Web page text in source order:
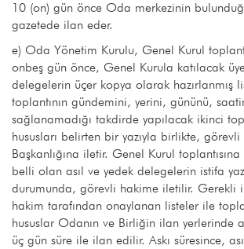
10 (on) gün önce Oda merkezinin
gazetede ilan eder.
e) Oda Yönetim Kurulu, Genel Kurul
onbeş gün önce, Genel Kurula katılacak
delegelerin üçer kopya olarak hazırlanmış
toplantının gündemini, yerini, gününü,
sağlanamadığı takdirde yapılacak ikinci
hususları belirten bir yazıyla birlikte,
Başkanlığına iletir. Genel Kurul toplantısına
belli olan asıl ve yedek delegelerin istifa
durumunda, görevli hakime iletilir. Gerekli
hakim tarafından onaylanan listeler ile
hususlar Odanın ve Birliğin ilan yerlerinde
üç gün süre ile ilan edilir. Askı süresince,